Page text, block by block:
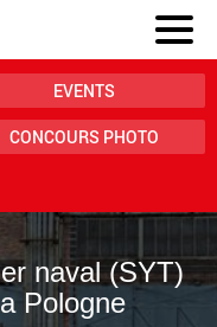
EVENTS
CONCOURS PHOTO
naval (SYT)
Pologne